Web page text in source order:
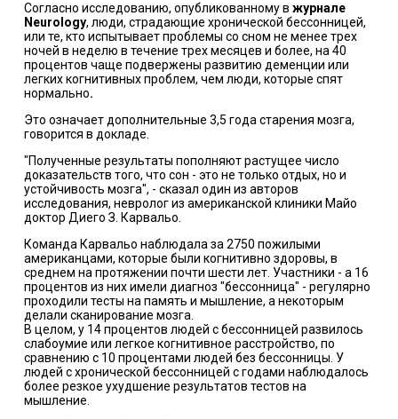
Согласно исследованию, опубликованному в журнале
Neurology, люди, страдающие хронической бессонницей,
или те, кто испытывает проблемы со сном не менее трех
ночей в неделю в течение трех месяцев и более, на 40
процентов чаще подвержены развитию деменции или
легких когнитивных проблем, чем люди, которые спят
нормально.
Это означает дополнительные 3,5 года старения мозга,
говорится в докладе.
"Полученные результаты пополняют растущее число
доказательств того, что сон - это не только отдых, но и
устойчивость мозга", - сказал один из авторов
исследования, невролог из американской клиники Майо
доктор Диего З. Карвальо.
Команда Карвальо наблюдала за 2750 пожилыми
американцами, которые были когнитивно здоровы, в
среднем на протяжении почти шести лет. Участники - а 16
процентов из них имели диагноз "бессонница" - регулярно
проходили тесты на память и мышление, а некоторым
делали сканирование мозга.
В целом, у 14 процентов людей с бессонницей развилось
слабоумие или легкое когнитивное расстройство, по
сравнению с 10 процентами людей без бессонницы. У
людей с хронической бессонницей с годами наблюдалось
более резкое ухудшение результатов тестов на
мышление.